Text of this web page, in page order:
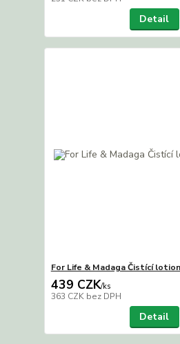
Detail
For Life & Madaga Čistící
439 CZK/ks
363 CZK bez DPH
Detail